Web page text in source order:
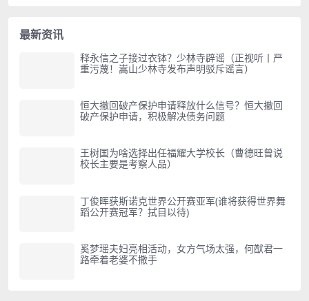
最新资讯
释永信之子接过衣钵？少林寺辟谣（正视听丨严
重污蔑！嵩山少林寺发布声明驳斥谣言）
恒大撤回破产保护申请释放什么信号？恒大撤回
破产保护申请，积极解决债务问题
王树国为啥选择出任福耀大学校长（曹德旺曾说
校长主要是考察人品）
丁俊晖获斯诺克世界公开赛亚军(谁将获得世界舞
蹈公开赛冠军？拭目以待)
奚梦瑶夫妇亮相活动，女方气场太强，何猷君一
路牵着老婆不撒手